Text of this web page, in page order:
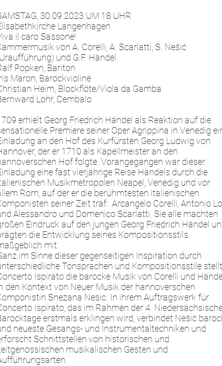
30.09.2023 UM 18 UHR
Langenhagen
il caro Sassone!
von A. Corelli, A. Scarlatti, S. Nešić
und G.F. Händel
Popken, Bariton
Maron, Barockvioline
Heim, Blockflöte/Viola da Gamba
Lohr, Cembalo
erhielt Georg Friedrich Händel als Reaktion auf die
Premiere seiner Oper Agrippina in Venedig
an den Hof des Kurfürsten Georg Ludwig von
der er 1710 als Kapellmeister an den
Hof folgte. Vorangegangen war dieser
eine fast vierjährige Reise Händels durch die
Musikmetropolen Neapel, Venedig und vor
Rom, auf der er die berühmtesten italienischen
seiner Zeit traf: Arcangelo Corelli, Antonio
Alessandro und Domenico Scarlatti. Sie alle machten
Eindruck auf den jungen Georg Friedrich Händel
die Entwicklung seines Kompositionsstils
mit.
im Sinne dieser gegenseitigen Inspiration durch
Tonsprachen und Kompositionsstile
Ispirato die barocke Musik von Corelli und
den Kontext von Neuer Musik der hannoverschen
Snezana Nesic. In ihrem Auftragswerk für
Ispirato, das im Rahmen der 4.
erstmals erklingen wird, verbindet Nešić
neueste Gesangs- und Instrumentaltechniken und
Schnittstellen von historischen und
musikalischen Gesten und